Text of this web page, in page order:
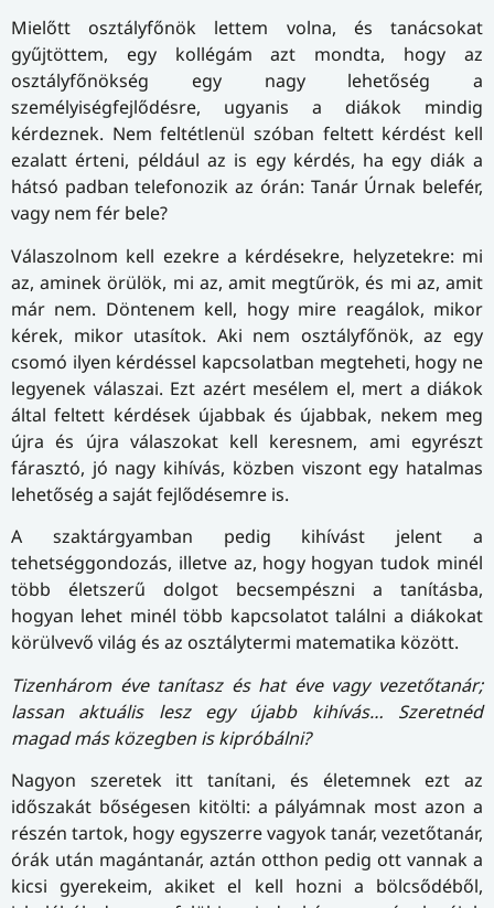
Mielőtt osztályfőnök lettem volna, és tanácsokat
gyűjtöttem, egy kollégám azt mondta, hogy az
osztályfőnökség egy nagy lehetőség a
személyiségfejlődésre, ugyanis a diákok mindig
kérdeznek. Nem feltétlenül szóban feltett kérdést kell
ezalatt érteni, például az is egy kérdés, ha egy diák a
hátsó padban telefonozik az órán: Tanár Úrnak belefér,
vagy nem fér bele?
Válaszolnom kell ezekre a kérdésekre, helyzetekre: mi
az, aminek örülök, mi az, amit megtűrök, és mi az, amit
már nem. Döntenem kell, hogy mire reagálok, mikor
kérek, mikor utasítok. Aki nem osztályfőnök, az egy
csomó ilyen kérdéssel kapcsolatban megteheti, hogy ne
legyenek válaszai. Ezt azért mesélem el, mert a diákok
által feltett kérdések újabbak és újabbak, nekem meg
újra és újra válaszokat kell keresnem, ami egyrészt
fárasztó, jó nagy kihívás, közben viszont egy hatalmas
lehetőség a saját fejlődésemre is.
A szaktárgyamban pedig kihívást jelent a
tehetséggondozás, illetve az, hogy hogyan tudok minél
több életszerű dolgot becsempészni a tanításba,
hogyan lehet minél több kapcsolatot találni a diákokat
körülvevő világ és az osztálytermi matematika között.
Tizenhárom éve tanítasz és hat éve vagy vezetőtanár;
lassan aktuális lesz egy újabb kihívás… Szeretnéd
magad más közegben is kipróbálni?
Nagyon szeretek itt tanítani, és életemnek ezt az
időszakát bőségesen kitölti: a pályámnak most azon a
részén tartok, hogy egyszerre vagyok tanár, vezetőtanár,
órák után magántanár, aztán otthon pedig ott vannak a
kicsi gyerekeim, akiket el kell hozni a bölcsődéből,